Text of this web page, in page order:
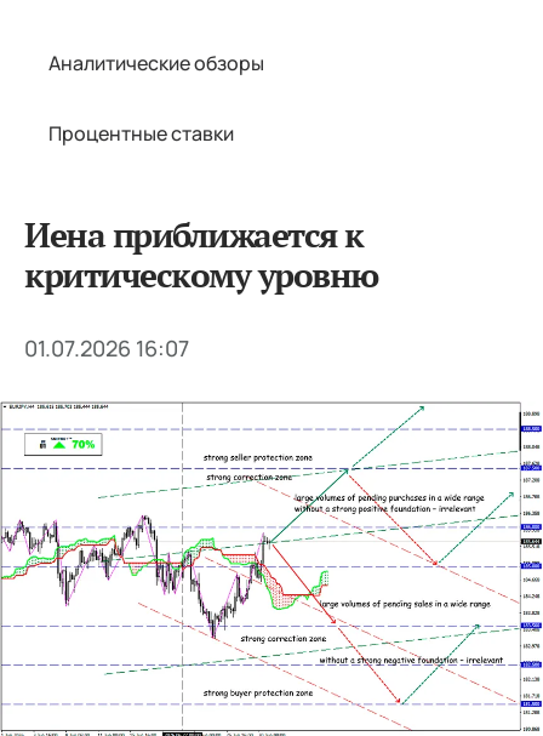
Аналитические обзоры
Процентные ставки
Иена приближается к
критическому уровню
01.07.2026 16:07